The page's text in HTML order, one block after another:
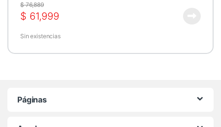
$ 61,999
$76,889
Sin existencias
Páginas